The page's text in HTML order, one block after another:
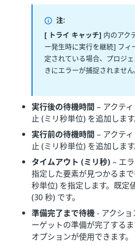
注:
[ トライ キャッチ] 内のアク
ー発生時に実行を継続] フィ
定されている場合、プロジ
きにエラーが捕捉されません
実行後の待機時間 – アクテ
止 (ミリ秒単位) を追加します
実行前の待機時間 – アクテ
止 (ミリ秒単位) を追加します
タイムアウト (ミリ秒) – エ
指定した要素が見つかるま
秒単位) を指定します。既定
(30 秒) です。
準備完了まで待機 - アクシ
ーゲットの準備が完了する
オプションが使用できます。